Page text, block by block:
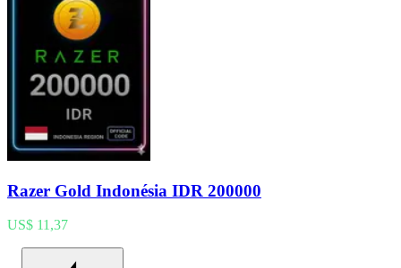
Razer Gold Indonésia IDR 200000
US$ 11,37